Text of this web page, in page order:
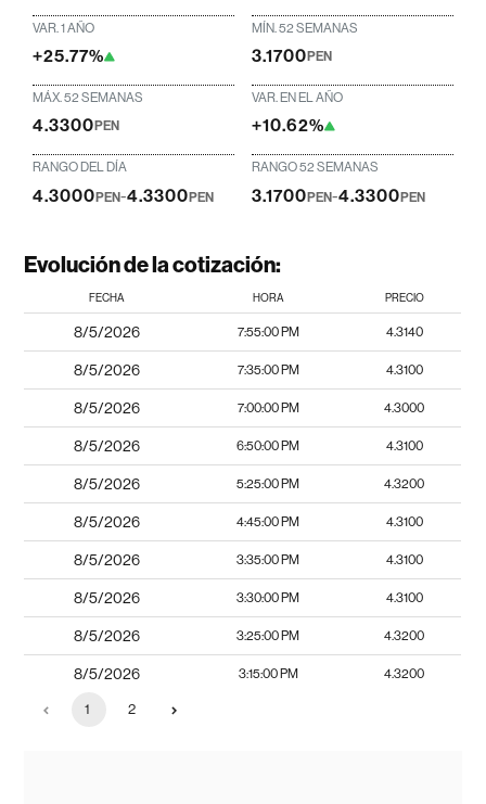
VAR. 1 AÑO
+25.77%
MÍN. 52 SEMANAS
3.1700PEN
MÁX. 52 SEMANAS
4.3300PEN
VAR. EN EL AÑO
+10.62%
RANGO DEL DÍA
4.3000PEN-4.3300PEN
RANGO 52 SEMANAS
3.1700 PEN-4.3300 PEN
Evolución de la cotización:
FECHA HORA PRECIO
8/5/2026 7:55:00 PM 4.3140
8/5/2026 7:35:00 PM 4.3100
8/5/2026 7:00:00 PM 4.3000
8/5/2026 6:50:00 PM 4.3100
8/5/2026 5:25:00 PM 4.3200
8/5/2026 4:45:00 PM 4.3100
8/5/2026 3:35:00 PM 4.3100
8/5/2026 3:30:00 PM 4.3100
8/5/2026 3:25:00 PM 4.3200
8/5/2026 3:15:00 PM 4.3200
1 2